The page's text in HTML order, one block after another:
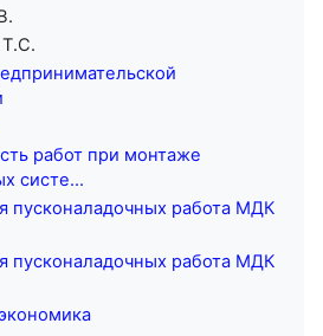
работ при монтаже
систе...
пусконаладочных работа МДК
пусконаладочных работа МДК